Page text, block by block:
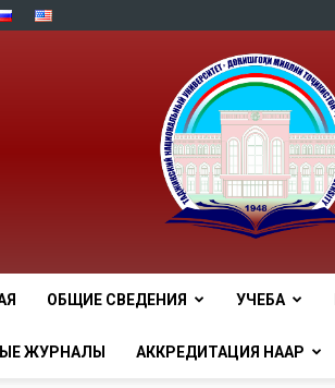
ОБЩИЕ СВЕДЕНИЯ УЧЕБА
ЖУРНАЛЫ АККРЕДИТАЦИЯ НААР